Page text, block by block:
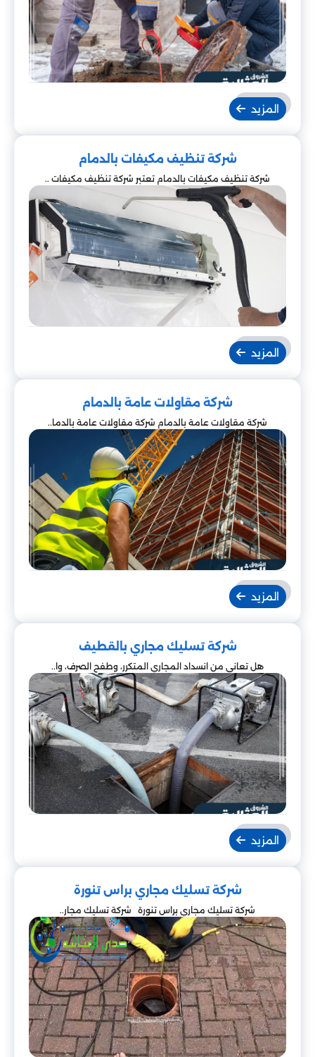
المزيد
شركة تنظيف مكيفات بالدمام
شركة تنظيف مكيفات بالدمام تعتبر شركة تنظيف مكيفات ..
المزيد
شركة مقاولات عامة بالدمام
شركة مقاولات عامة بالدمام شركة مقاولات عامة بالدما..
المزيد
شركة تسليك مجاري بالقطيف
هل تعاني من انسداد المجاري المتكرر، وطفح الصرف، وا..
المزيد
شركة تسليك مجاري براس تنورة
شركة تسليك مجاري براس تنورة شركة تسليك مجار..